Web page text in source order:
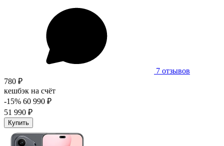
7 отзывов
780 ₽
кешбэк на счёт
-15% 60 990 ₽
51 990 ₽
Купить